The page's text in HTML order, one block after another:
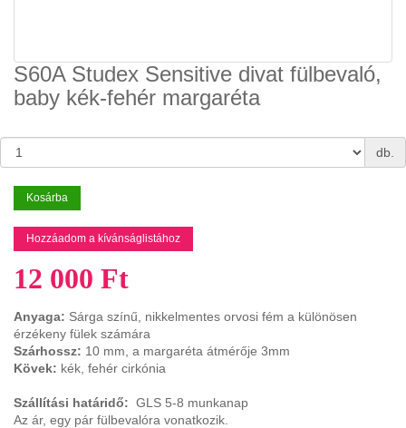
S60A Studex Sensitive divat fülbevaló,
baby kék-fehér margaréta
db.
Kosárba
Hozzáadom a kívánságlistához
12 000 Ft
Anyaga: Sárga színű, nikkelmentes orvosi fém a különösen
érzékeny fülek számára
Szárhossz: 10 mm, a margaréta átmérője 3mm
Kövek: kék, fehér cirkónia
Szállítási határidő: GLS 5-8 munkanap
Az ár, egy pár fülbevalóra vonatkozik.